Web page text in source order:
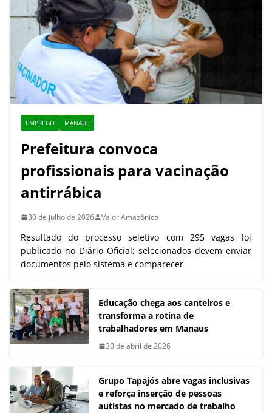
EMPREGO MANAUS
Prefeitura convoca
profissionais para vacinação
antirrábica
30 de julho de 2026 Valor Amazônico
Resultado do processo seletivo com 295 vagas foi
publicado no Diário Oficial; selecionados devem enviar
documentos pelo sistema e comparecer
Educação chega aos canteiros e
transforma a rotina de
trabalhadores em Manaus
30 de abril de 2026
Grupo Tapajós abre vagas inclusivas
e reforça inserção de pessoas
autistas no mercado de trabalho